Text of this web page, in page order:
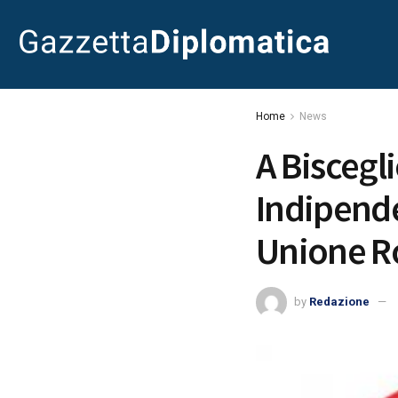
Home News
A
Unione
by Redazione